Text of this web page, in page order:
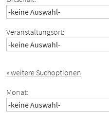
Veranstaltungsort:
» weitere Suchoptionen
Monat: